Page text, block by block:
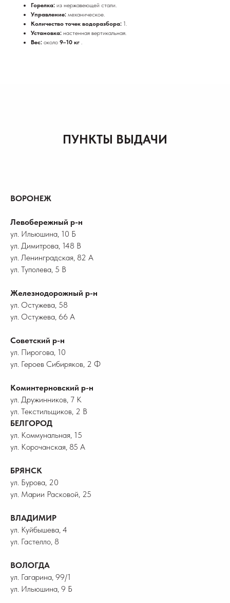
Горелка: из нержавеющей стали.
Управление: механическое.
Количество точек водоразбора: 1.
Установка: настенная вертикальная.
Вес: около 9–10 кг .
ПУНКТЫ ВЫДАЧИ
ВОРОНЕЖ
Левобережный р-н
ул. Ильюшина, 10 Б
ул. Димитрова, 148 В
ул. Ленинградская, 82 А
ул. Туполева, 5 В
Железнодорожный р-н
ул. Остужева, 58
ул. Остужева, 66 А
Советский р-н
ул. Пирогова, 10
ул. Героев Сибиряков, 2 Ф
Коминтерновский р-н
ул. Дружинников, 7 К
ул. Текстильщиков, 2 В
БЕЛГОРОД
ул. Коммунальная, 15
ул. Корочанская, 85 А
БРЯНСК
ул. Бурова, 20
ул. Марии Расковой, 25
ВЛАДИМИР
ул. Куйбышева, 4
ул. Гастелло, 8
ВОЛОГДА
ул. Гагарина, 99/1
ул. Ильюшина, 9 Б